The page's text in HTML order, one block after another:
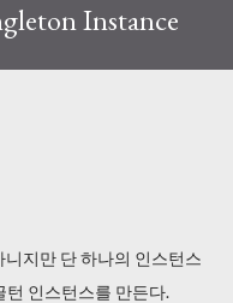
Instance
지만 단 하나의 인스턴스
턴 인스턴스를 만든다.